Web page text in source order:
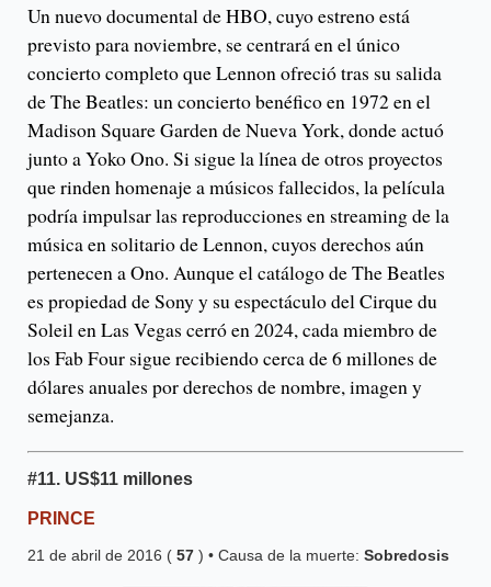
Un nuevo documental de HBO, cuyo estreno está
previsto para noviembre, se centrará en el único
concierto completo que Lennon ofreció tras su salida
de The Beatles: un concierto benéfico en 1972 en el
Madison Square Garden de Nueva York, donde actuó
junto a Yoko Ono. Si sigue la línea de otros proyectos
que rinden homenaje a músicos fallecidos, la película
podría impulsar las reproducciones en streaming de la
música en solitario de Lennon, cuyos derechos aún
pertenecen a Ono. Aunque el catálogo de The Beatles
es propiedad de Sony y su espectáculo del Cirque du
Soleil en Las Vegas cerró en 2024, cada miembro de
los Fab Four sigue recibiendo cerca de 6 millones de
dólares anuales por derechos de nombre, imagen y
semejanza.
#11. US$11 millones
PRINCE
21 de abril de 2016 ( 57 ) • Causa de la muerte: Sobredosis